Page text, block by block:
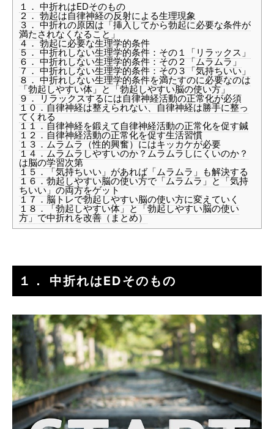
１． 中折れはEDそのもの
２． 勃起は自律神経の反射による生理現象
３． 中折れの原因は「挿入してから勃起に必要な条件が
満たされなくなること」
４． 勃起に必要な生理学的条件
５． 中折れしない生理学的条件：その１「リラックス」
６． 中折れしない生理学的条件：その２「ムラムラ」
７． 中折れしない生理学的条件：その３「気持ちいい」
８． 中折れしない生理学的条件を満たすのに必要なのは
「勃起しやすい体」と「勃起しやすい脳の使い方」
９． リラックスするには自律神経活動の正常化が必須
１０．自律神経は整えられない、自律神経は勝手に整っ
てくれる
１１．自律神経を鍛えて自律神経活動の正常化を促す鍼
１２．自律神経活動の正常化を促す生活習慣
１３．ムラムラ（性的興奮）にはキッカケが必要
１４．ムラムラしやすいのか？ムラムラしにくいのか？
は脳の学習次第
１５．「気持ちいい」があれば「ムラムラ」も解決する
１６．勃起しやすい脳の使い方で「ムラムラ」と「気持
ちいい」の両方をゲット
１７．脳トレで勃起しやすい脳の使い方に変えていく
１８．「勃起しやすい体」と「勃起しやすい脳の使い
方」で中折れを改善（まとめ）
１． 中折れはEDそのもの